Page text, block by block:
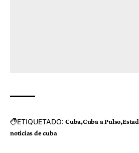
ETIQUETADO: Cuba Cuba a Pulso
noticias de cuba